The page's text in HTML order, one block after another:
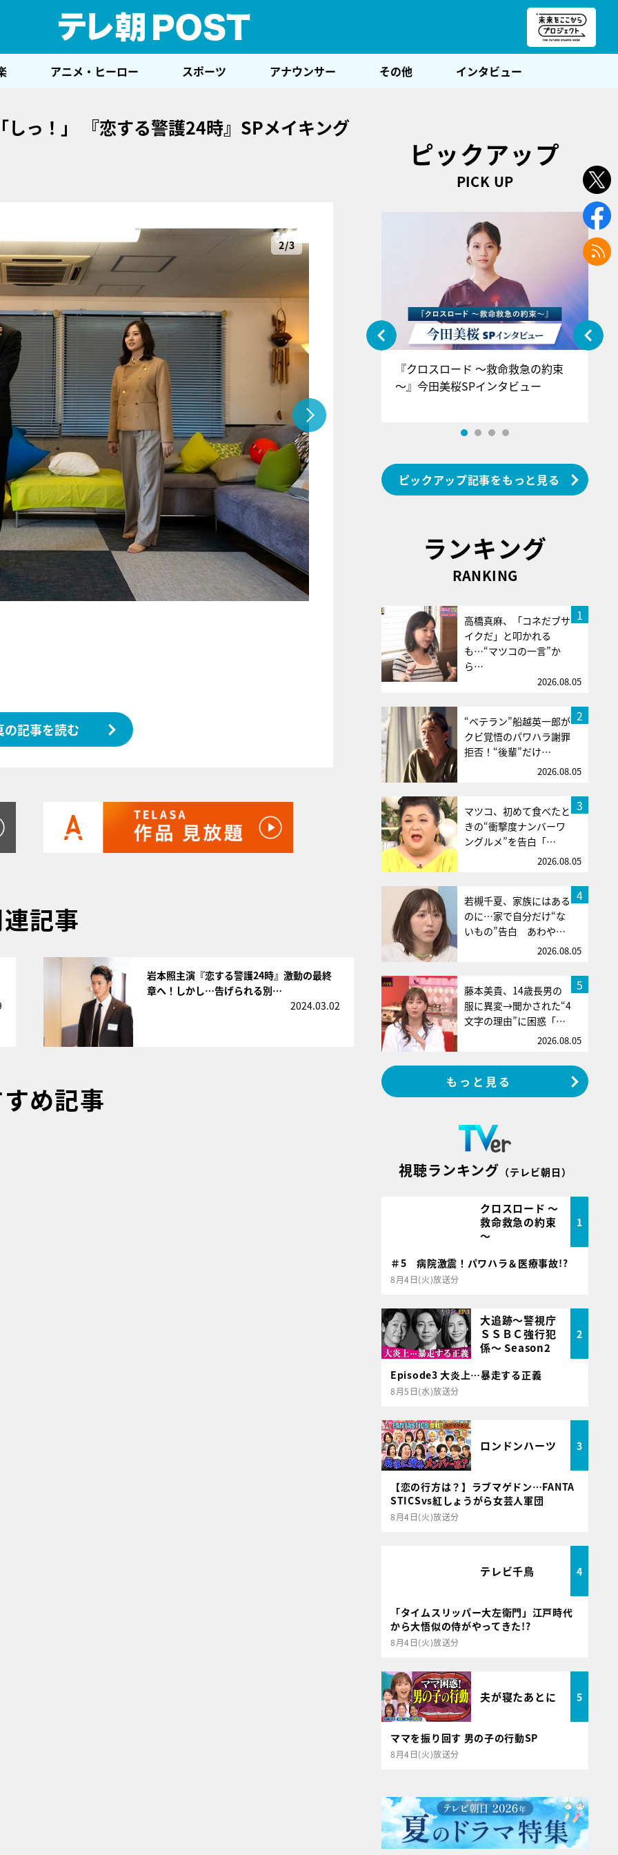
アニメ・ヒーロー スポーツ アナウンサー その他 インタビュー
っ！」 『恋する警護24時』SPメイキング
2/3
の記事を読む
記事
岩本照主演『恋する警護24時』激動の最終
章へ！しかし…告げられる別…
2024.03.02
め記事
ピックアップ
PICK UP
『アイ＝ラブ！げーみんぐ』＝LOV
E齋藤樹愛羅＆佐々木舞香SPインタ
ビュー
『クロスロード ～救命救急の約束
～』今田美桜SPインタビュー
ピックアップ記事をもっと見る
ランキング
RANKING
1
高橋真麻、「コネだブサ
イクだ」と叩かれる
も…“マツコの一言”か
ら…
2026.08.05
2
“ベテラン”船越英一郎が
クビ覚悟のパワハラ謝罪
拒否！“後輩”だけ…
2026.08.05
3
マツコ、初めて食べたと
きの“衝撃度ナンバーワ
ングルメ”を告白「…
2026.08.05
4
若槻千夏、家族にはある
のに…家で自分だけ“な
いもの”告白 あわや…
2026.08.05
5
藤本美貴、14歳長男の
服に異変→聞かされた“4
文字の理由”に困惑「…
2026.08.05
もっと見る
視聴ランキング （テレビ朝日）
クロスロード ～
救命救急の約束
～
1
＃5 病院激震！パワハラ＆医療事故!?
8月4日(火)放送分
大追跡～警視庁
ＳＳＢＣ強行犯
係～ Season2
2
Episode3 大炎上…暴走する正義
8月5日(水)放送分
ロンドンハーツ 3
【恋の行方は？】ラブマゲドン…FANTA
STICSvs紅しょうがら女芸人軍団
8月4日(火)放送分
テレビ千鳥 4
「タイムスリッパー大左衛門」江戸時代
から大悟似の侍がやってきた!?
8月4日(火)放送分
夫が寝たあとに 5
ママを振り回す 男の子の行動SP
8月4日(火)放送分